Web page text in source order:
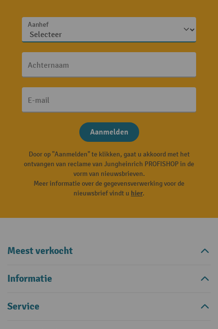
Aanhef
Achternaam
E-mail
Aanmelden
Door op "Aanmelden" te klikken, gaat u akkoord met het
ontvangen van reclame van Jungheinrich PROFISHOP in de
vorm van nieuwsbrieven.
Meer informatie over de gegevensverwerking voor de
nieuwsbrief vindt u hier.
Meest verkocht
Informatie
Service